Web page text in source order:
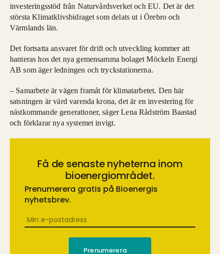
investeringsstöd från Naturvårdsverket och EU. Det är det
största Klimatklivsbidraget som delats ut i Örebro och
Värmlands län.
Det fortsatta ansvaret för drift och utveckling kommer att
hanteras hos det nya gemensamma bolaget Möckeln Energi
AB som äger ledningen och tryckstationerna.
– Samarbete är vägen framåt för klimatarbetet. Den här
satsningen är värd varenda krona, det är en investering för
nästkommande generationer, säger Lena Rådström Baastad
och förklarar nya systemet invigt.
Få de senaste nyheterna inom
bioenergiområdet.
Prenumerera gratis på Bioenergis
nyhetsbrev.